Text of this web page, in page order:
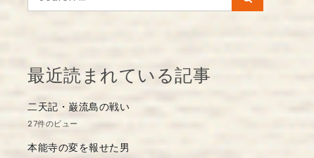
for:
最近読まれている記事
二天記・巌流島の戦い
27件のビュー
本能寺の変を報せた男